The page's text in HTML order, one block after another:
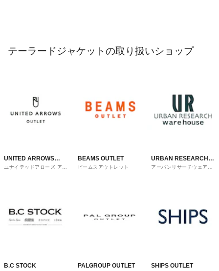
テーラードジャケットの取り扱いショップ
UNITED ARROWS
OUTLET
ユナイテッドアローズ アウ
BEAMS OUTLET
ビームスアウトレット
URBAN RESEARCH
ware house
アーバンリサーチウェアハ
B.C STOCK PALGROUP OUTLET SHIPS OUTLET